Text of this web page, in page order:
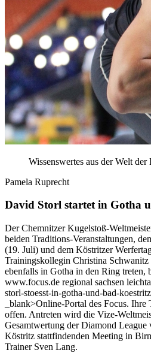
Wissenswertes aus der Welt
Pamela Ruprecht
David Storl startet in Gotha
Der Chemnitzer Kugelstoß-
beiden Traditions-Veranstaltungen,
(19. Juli) und dem Köstritzer
Trainingskollegin Christina
ebenfalls in Gotha in den Ring treten,
www.focus.de regional sachsen
storl-stoesst-in-gotha-und-bad-
_blank>Online-Portal des Focus.
offen. Antreten wird die Vize-
Gesamtwertung der Diamond
Köstritz stattfindenden Meeting in
Trainer Sven Lang.